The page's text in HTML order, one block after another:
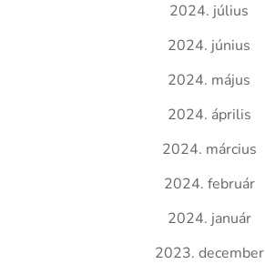
2024. július
2024. június
2024. május
2024. április
2024. március
2024. február
2024. január
2023. december